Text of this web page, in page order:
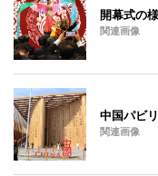
開幕式の
関連画像
中国パビ
関連画像